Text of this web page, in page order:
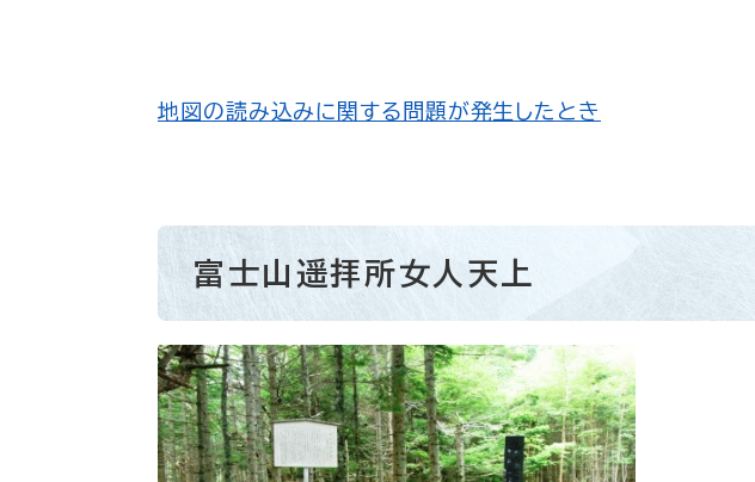
地図の読み込みに関する問題が発生したとき
富士山遥拝所女人天上